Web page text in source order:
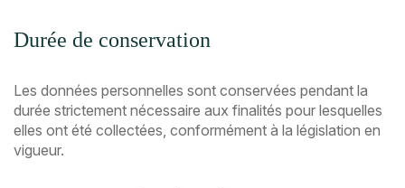
Durée de conservation
Les données personnelles sont conservées pendant la
durée strictement nécessaire aux finalités pour lesquelles
elles ont été collectées, conformément à la législation en
vigueur.